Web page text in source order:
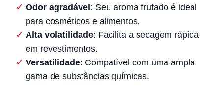
Odor agradável: Seu aroma frutado é ideal
para cosméticos e alimentos.
Alta volatilidade: Facilita a secagem rápida
em revestimentos.
Versatilidade: Compatível com uma ampla
gama de substâncias químicas.